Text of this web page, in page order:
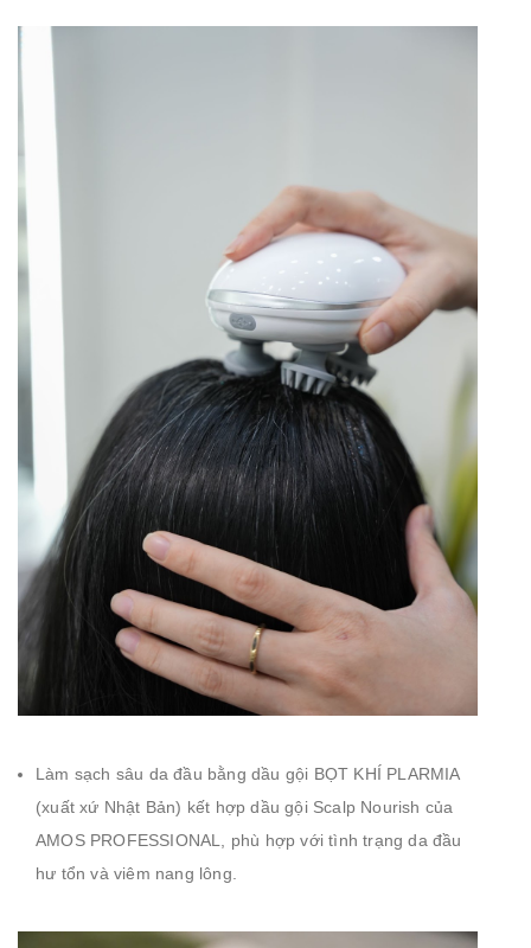
Làm sạch sâu da đầu bằng dầu gội BỌT KHÍ PLARMIA
(xuất xứ Nhật Bản) kết hợp dầu gội Scalp Nourish của
AMOS PROFESSIONAL, phù hợp với tình trạng da đầu
hư tổn và viêm nang lông.